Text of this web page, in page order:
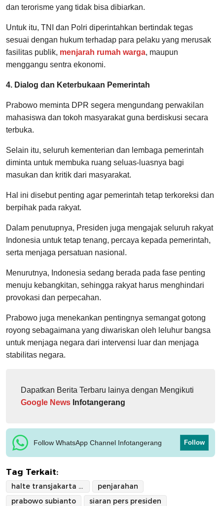
dan terorisme yang tidak bisa dibiarkan.
Untuk itu, TNI dan Polri diperintahkan bertindak tegas
sesuai dengan hukum terhadap para pelaku yang merusak
fasilitas publik, menjarah rumah warga, maupun
menggangu sentra ekonomi.
4. Dialog dan Keterbukaan Pemerintah
Prabowo meminta DPR segera mengundang perwakilan
mahasiswa dan tokoh masyarakat guna berdiskusi secara
terbuka.
Selain itu, seluruh kementerian dan lembaga pemerintah
diminta untuk membuka ruang seluas-luasnya bagi
masukan dan kritik dari masyarakat.
Hal ini disebut penting agar pemerintah tetap terkoreksi dan
berpihak pada rakyat.
Dalam penutupnya, Presiden juga mengajak seluruh rakyat
Indonesia untuk tetap tenang, percaya kepada pemerintah,
serta menjaga persatuan nasional.
Menurutnya, Indonesia sedang berada pada fase penting
menuju kebangkitan, sehingga rakyat harus menghindari
provokasi dan perpecahan.
Prabowo juga menekankan pentingnya semangat gotong
royong sebagaimana yang diwariskan oleh leluhur bangsa
untuk menjaga negara dari intervensi luar dan menjaga
stabilitas negara.
Dapatkan Berita Terbaru lainya dengan Mengikuti
Google News Infotangerang
Follow WhatsApp Channel Infotangerang Follow
Tag Terkait:
halte transjakarta dibakar
penjarahan
prabowo subianto
siaran pers presiden